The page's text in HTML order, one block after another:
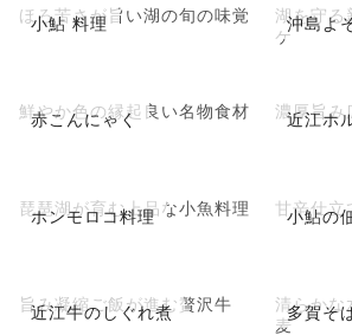
小鮎 料理
ほろ苦さが旨い湖の旬の味覚 沖島よ
湖を守る
ケ
赤こんにゃく
鮮やか色の縁起良い名物食材 近江ホ
濃厚旨み
ホンモロコ料理
琵琶湖が育む上品な小魚料理 小鮎の
甘辛仕立
近江牛のしぐれ煮
旨み凝縮ご飯が進む贅沢牛 多賀そ
清らかな
麦